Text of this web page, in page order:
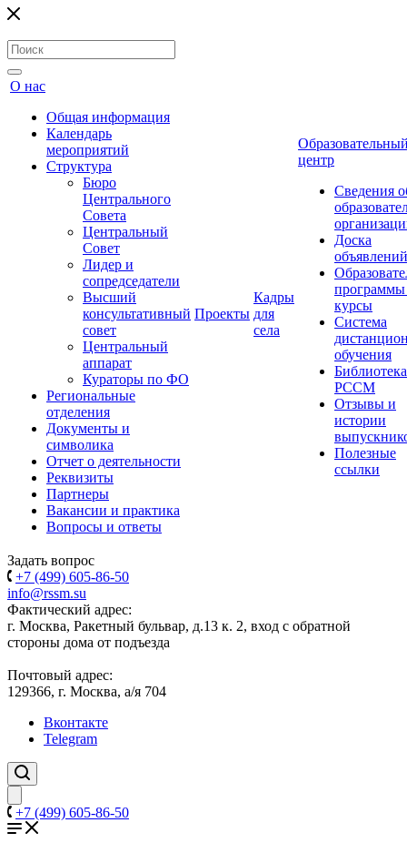
О нас
Общая информация
Календарь
мероприятий
Структура
Бюро
Центрального
Совета
Центральный
Совет
Лидер и
сопредседатели
Высший
консультативный
совет
Центральный
аппарат
Кураторы по ФО
Региональные
отделения
Документы и
символика
Отчет о деятельности
Реквизиты
Партнеры
Вакансии и практика
Вопросы и ответы
Проекты
Кадры
для
села
центр
Сведения
Доска
объявлений
курсы
Система
обучения
Библиотека
РССМ
Отзывы и
истории
Полезные
ссылки
Задать вопрос
+7 (499) 605-86-50
info@rssm.su
Фактический адрес:
г. Москва, Ракетный бульвар, д.13 к. 2, вход с обратной
стороны дома от подъезда
Почтовый адрес:
129366, г. Москва, а/я 704
Вконтакте
Telegram
+7 (499) 605-86-50